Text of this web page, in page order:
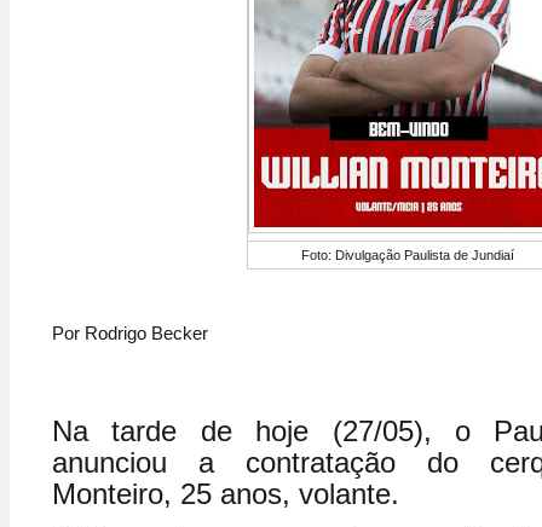
Foto: Divulgação Paulista de Jundiaí
Por Rodrigo Becker
Na tarde de hoje (27/05), o
anunciou a contratação do
Monteiro, 25 anos, volante.